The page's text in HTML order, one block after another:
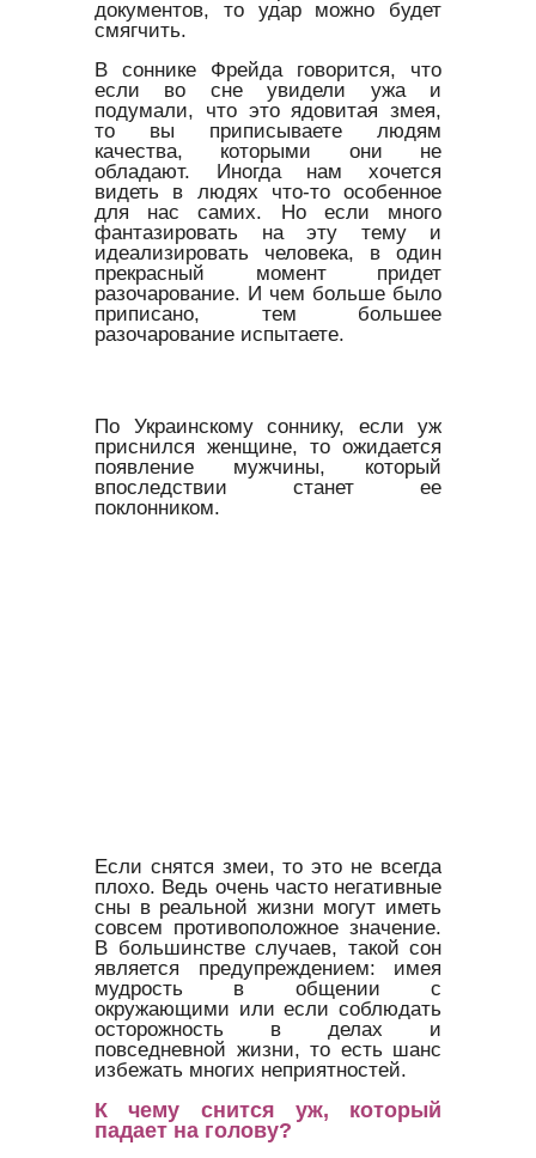
документов, то удар можно будет
смягчить.
В соннике Фрейда говорится, что
если во сне увидели ужа и
подумали, что это ядовитая змея,
то вы приписываете людям
качества, которыми они не
обладают. Иногда нам хочется
видеть в людях что-то особенное
для нас самих. Но если много
фантазировать на эту тему и
идеализировать человека, в один
прекрасный момент придет
разочарование. И чем больше было
приписано, тем большее
разочарование испытаете.
По Украинскому соннику, если уж
приснился женщине, то ожидается
появление мужчины, который
впоследствии станет ее
поклонником.
Если снятся змеи, то это не всегда
плохо. Ведь очень часто негативные
сны в реальной жизни могут иметь
совсем противоположное значение.
В большинстве случаев, такой сон
является предупреждением: имея
мудрость в общении с
окружающими или если соблюдать
осторожность в делах и
повседневной жизни, то есть шанс
избежать многих неприятностей.
К чему снится уж, который
падает на голову?